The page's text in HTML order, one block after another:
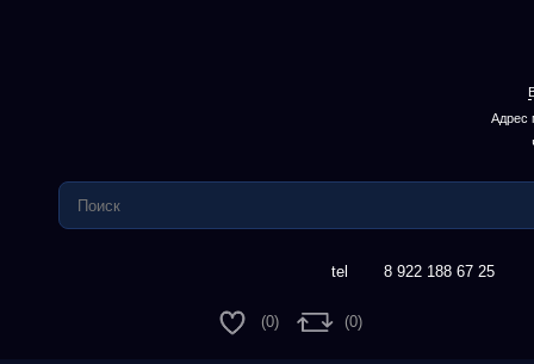
Адрес
8 922 188 67 25
(0) (0)